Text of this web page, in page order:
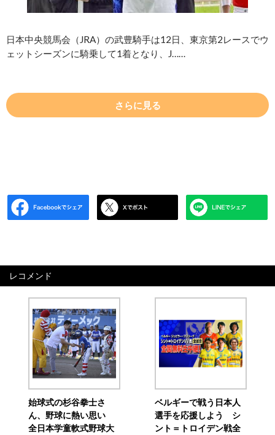
日本中央競馬会（JRA）の武豊騎手は12日、東京第2レースでウ
ェットシーズンに騎乗して1着となり、J……
さらに見る
レコメンド
始球式の杉谷拳士さ
ん、野球に熱い思い
全日本学童軟式野球大
ベルギーで戦う日本人
選手を応援しよう シ
ント＝トロイデン戦全